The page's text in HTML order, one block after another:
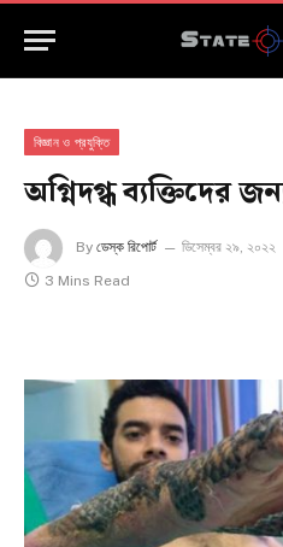
বিজ্ঞান ও প্রযুক্তি
অগ্নিদগ্ধ ব্যক্তিদের
By ডেস্ক রিপোর্ট ডিসেম্বর ২৯, ২০২২
3 Mins Read